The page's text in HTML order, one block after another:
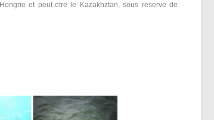
et peut-etre le Kazakhztan, sous reserve de